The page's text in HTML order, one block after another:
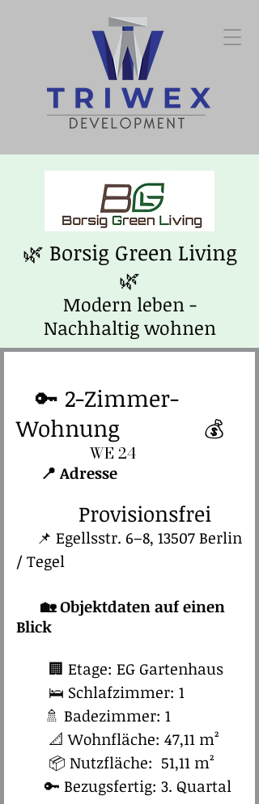
🌿 Borsig Green Living
🌿
Modern leben -
Nachhaltig wohnen
🔑 2-Zimmer-
Wohnung
💰
​ WE 24
📍 Adresse
Provisionsfrei
📌 Egellsstr. 6–8, 13507 Berlin
/ Tegel​
🏡 Objektdaten auf einen
Blick
🏢 Etage: EG Gartenhaus
🛌 Schlafzimmer: 1
🚿 Badezimmer: 1
📐 Wohnfläche: 47,11 m²
📦 Nutzfläche: 51,11 m²
🔑 Bezugsfertig: 3. Quartal